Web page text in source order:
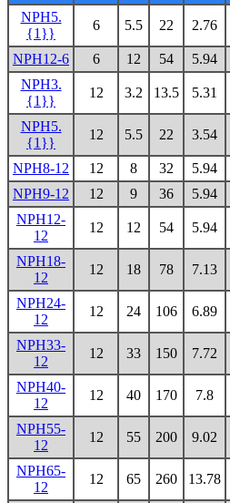
NPH5.
{1}}
6 5.5 22 2.76
NPH12-6 6 12 54 5.94
NPH3.
{1}}
12 3.2 13.5 5.31
NPH5.
{1}}
12 5.5 22 3.54
NPH8-12 12 8 32 5.94
NPH9-12
12 9 36 5.94
NPH12-
12
12 12 54 5.94
NPH18-
12
12 18 78 7.13
NPH24-
12
12 24 106 6.89
NPH33-
12
12 33 150 7.72
NPH40-
12
12 40 170 7.8
NPH55-
12
12 55 200 9.02
NPH65-
12
12 65 260 13.78